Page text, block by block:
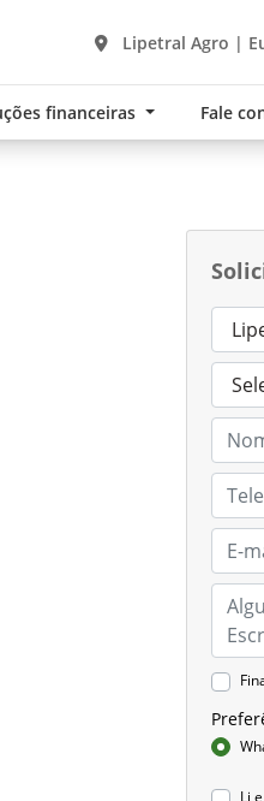
Lipetral Agro |
financeiras Fale
Li